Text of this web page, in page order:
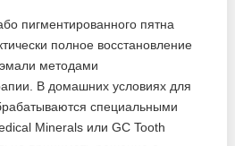
пигментированного пятна
полное восстановление
методами
В домашних условиях для
специальными
Minerals или GC Tooth